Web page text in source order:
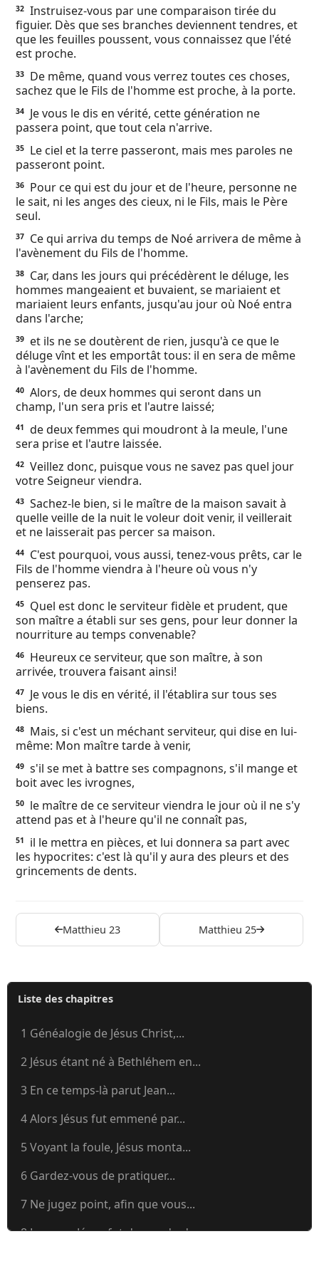
32 Instruisez-vous par une comparaison tirée du
figuier. Dès que ses branches deviennent tendres, et
que les feuilles poussent, vous connaissez que l'été
est proche.
33
De même, quand vous verrez toutes ces choses,
sachez que le Fils de l'homme est proche, à la porte.
34
Je vous le dis en vérité, cette génération ne
passera point, que tout cela n'arrive.
35
Le ciel et la terre passeront, mais mes paroles ne
passeront point.
36
Pour ce qui est du jour et de l'heure, personne ne
le sait, ni les anges des cieux, ni le Fils, mais le Père
seul.
37
Ce qui arriva du temps de Noé arrivera de même à
l'avènement du Fils de l'homme.
38
Car, dans les jours qui précédèrent le déluge, les
hommes mangeaient et buvaient, se mariaient et
mariaient leurs enfants, jusqu'au jour où Noé entra
dans l'arche;
39
et ils ne se doutèrent de rien, jusqu'à ce que le
déluge vînt et les emportât tous: il en sera de même
à l'avènement du Fils de l'homme.
40 Alors, de deux hommes qui seront dans un
champ, l'un sera pris et l'autre laissé;
41
de deux femmes qui moudront à la meule, l'une
sera prise et l'autre laissée.
42 Veillez donc, puisque vous ne savez pas quel jour
votre Seigneur viendra.
43 Sachez-le bien, si le maître de la maison savait à
quelle veille de la nuit le voleur doit venir, il veillerait
et ne laisserait pas percer sa maison.
44
C'est pourquoi, vous aussi, tenez-vous prêts, car le
Fils de l'homme viendra à l'heure où vous n'y
penserez pas.
45
Quel est donc le serviteur fidèle et prudent, que
son maître a établi sur ses gens, pour leur donner la
nourriture au temps convenable?
46
Heureux ce serviteur, que son maître, à son
arrivée, trouvera faisant ainsi!
47
Je vous le dis en vérité, il l'établira sur tous ses
biens.
48
Mais, si c'est un méchant serviteur, qui dise en lui-
même: Mon maître tarde à venir,
49 s'il se met à battre ses compagnons, s'il mange et
boit avec les ivrognes,
50
le maître de ce serviteur viendra le jour où il ne s'y
attend pas et à l'heure qu'il ne connaît pas,
51
il le mettra en pièces, et lui donnera sa part avec
les hypocrites: c'est là qu'il y aura des pleurs et des
grincements de dents.
Matthieu 23 Matthieu 25
Liste des chapitres
1 Généalogie de Jésus Christ,...
2 Jésus étant né à Bethléhem en...
3 En ce temps-là parut Jean...
4 Alors Jésus fut emmené par...
5 Voyant la foule, Jésus monta...
6 Gardez-vous de pratiquer...
7 Ne jugez point, afin que vous...
8 Lorsque Jésus fut descendu de...